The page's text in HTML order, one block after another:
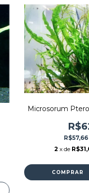
Microsorum
R$57,66
2 x de